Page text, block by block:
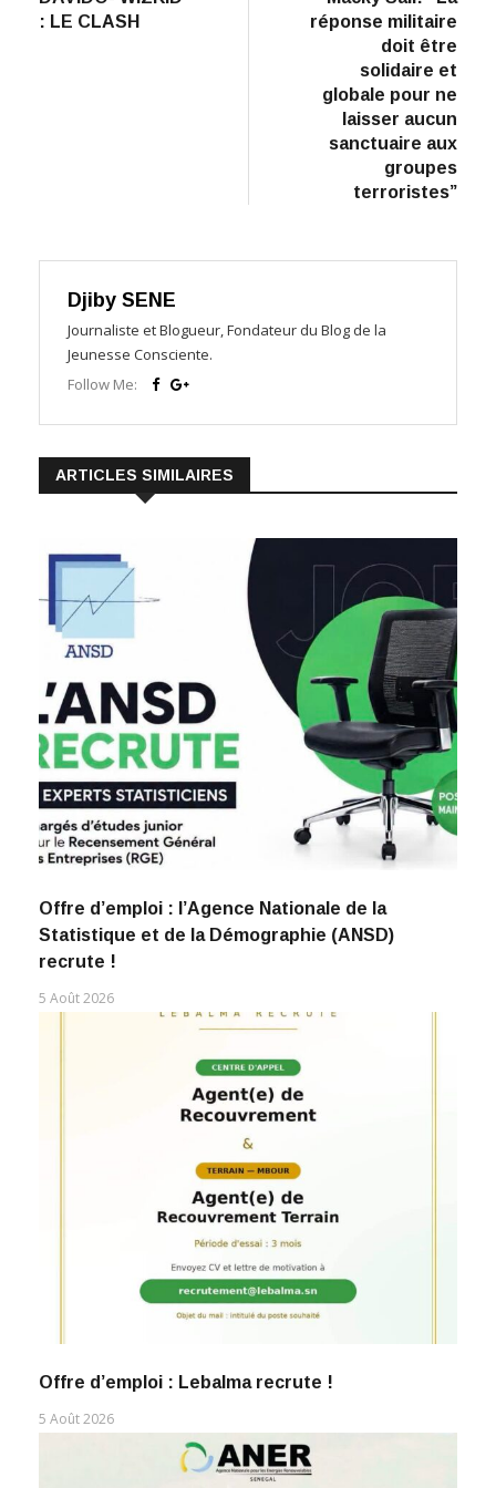
de
: LE CLASH
réponse militaire
doit être
solidaire et
globale pour ne
laisser aucun
sanctuaire aux
groupes
terroristes”
Djiby SENE
Journaliste et Blogueur, Fondateur du Blog de la
Jeunesse Consciente.
Follow Me:
ARTICLES SIMILAIRES
Offre d’emploi : l’Agence Nationale de la
Statistique et de la Démographie (ANSD)
recrute !
5 Août 2026
Offre d’emploi : Lebalma recrute !
5 Août 2026